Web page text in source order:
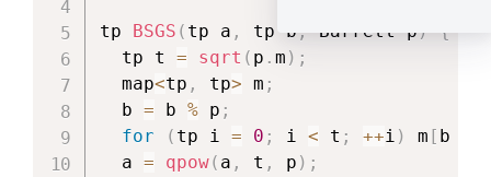
tp BSGS ( tp a , tp b, Barrett p) {
  tp t
= sqrt ( p . m ) ;
  map
<tp , tp> m ;
  b
= b % p ;
for
( tp i = 0 ; i < t ; ++i ) m [ b
  a
= qpow( a , t , p ) ;